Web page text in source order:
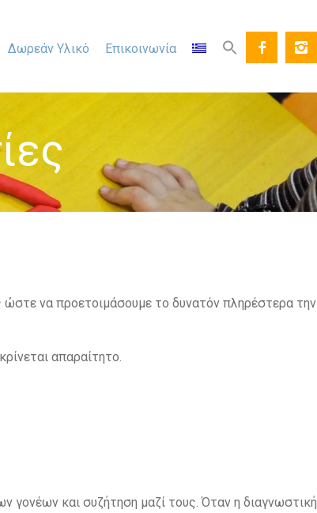
Δωρεάν Υλικό Επικοινωνία
να προετοιμάσουμε το δυνατόν πληρέστερα την
απαραίτητο.
γονέων και συζήτηση μαζί τους. Όταν η διαγνωστική